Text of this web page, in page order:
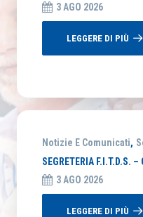
3 AGO 2026
LEGGERE DI PIÙ
Notizie E Comunicati,
SEGRETERIA F.I.T.D.S.
3 AGO 2026
LEGGERE DI PIÙ